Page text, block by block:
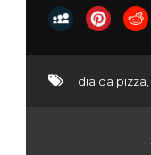
dia da pizza